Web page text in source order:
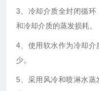
3、冷却介质全封闭循
和冷却介质的蒸发损耗。
4、使用软水作为冷却
少。
5、采用风冷和喷淋水